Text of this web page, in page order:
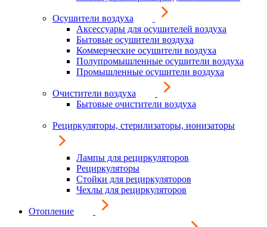
Осушители воздуха
Аксессуары для осушителей воздуха
Бытовые осушители воздуха
Коммерческие осушители воздуха
Полупромышленные осушители воздуха
Промышленные осушители воздуха
Очистители воздуха
Бытовые очистители воздуха
Рециркуляторы, стерилизаторы, ионизаторы
Лампы для рециркуляторов
Рециркуляторы
Стойки для рециркуляторов
Чехлы для рециркуляторов
Отопление